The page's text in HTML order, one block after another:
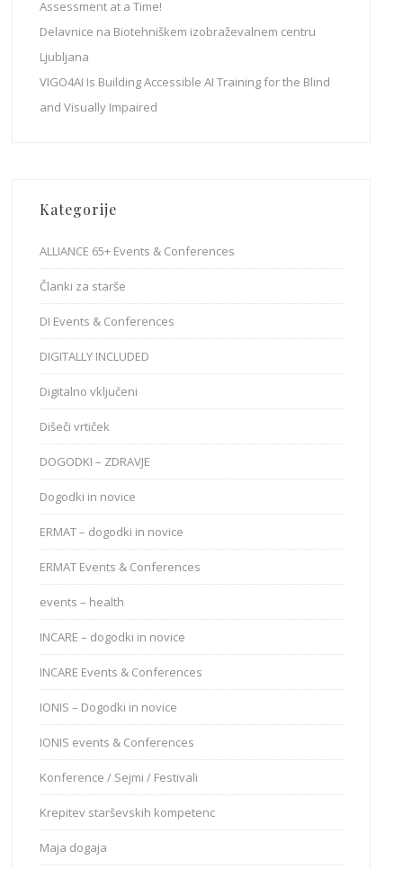
Assessment at a Time!
Delavnice na Biotehniškem izobraževalnem centru
Ljubljana
VIGO4AI Is Building Accessible AI Training for the Blind
and Visually Impaired
Kategorije
ALLIANCE 65+ Events & Conferences
Članki za starše
DI Events & Conferences
DIGITALLY INCLUDED
Digitalno vključeni
Dišeči vrtiček
DOGODKI – ZDRAVJE
Dogodki in novice
ERMAT – dogodki in novice
ERMAT Events & Conferences
events – health
INCARE – dogodki in novice
INCARE Events & Conferences
IONIS – Dogodki in novice
IONIS events & Conferences
Konference / Sejmi / Festivali
Krepitev starševskih kompetenc
Maja dogaja